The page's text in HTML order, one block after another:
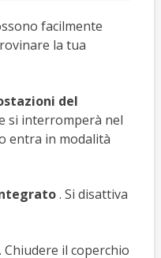
facilmente
la tua
del
si interromperà nel
entra in modalità
. Si disattiva
. Chiudere il coperchio